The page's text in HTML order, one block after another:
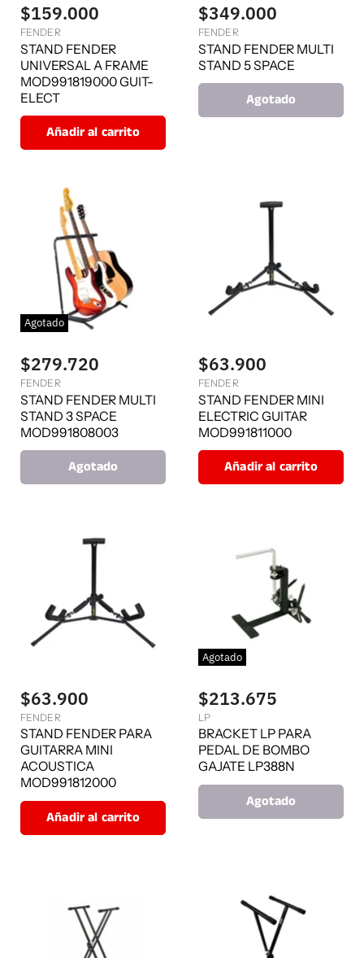
$159.000
FENDER
STAND FENDER
UNIVERSAL A FRAME
MOD991819000 GUIT-
ELECT
Añadir al carrito
$349.000
FENDER
STAND FENDER MULTI
STAND 5 SPACE
Agotado
Agotado
$279.720
FENDER
STAND FENDER MULTI
STAND 3 SPACE
MOD991808003
Agotado
$63.900
FENDER
STAND FENDER MINI
ELECTRIC GUITAR
MOD991811000
Añadir al carrito
$63.900
FENDER
STAND FENDER PARA
GUITARRA MINI
ACOUSTICA
MOD991812000
Añadir al carrito
Agotado
$213.675
LP
BRACKET LP PARA
PEDAL DE BOMBO
GAJATE LP388N
Agotado